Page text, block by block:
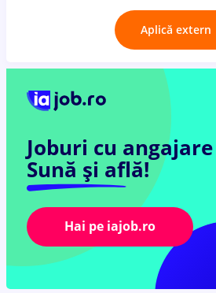
Aplică extern
Joburi cu
Sună și află!
Hai pe iajob.ro